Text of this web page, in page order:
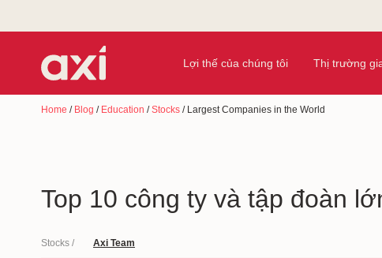
Lợi thế của chúng tôi Thị trường
Home / Blog / Education /Stocks / Largest Companies in the World
Top 10 công ty và tập đoàn
Stocks / Axi Team